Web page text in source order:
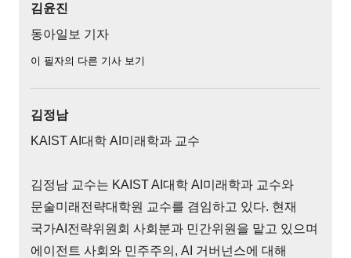
김윤진
동아일보 기자
이 필자의 다른 기사 보기
김정남
KAIST AI대학 AI미래학과 교수
김정남 교수는 KAIST AI대학 AI미래학과 교수와
문술미래전략대학원 교수를 겸임하고 있다. 현재
국가AI전략위원회 사회분과 민간위원을 맡고 있으며
에이전트 사회와 민주주의, AI 거버넌스에 대해